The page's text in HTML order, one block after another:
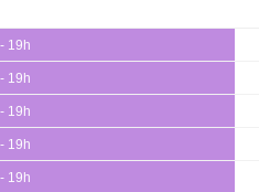
19h
19h
19h
19h
19h